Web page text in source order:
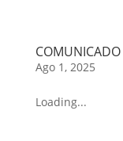
COMUNICADO
Ago 1, 2025
Loading...